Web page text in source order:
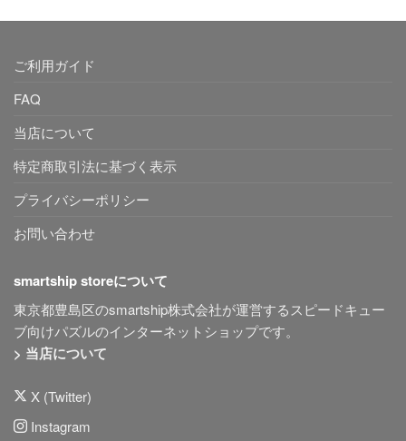
ご利用ガイド
FAQ
当店について
特定商取引法に基づく表示
プライバシーポリシー
お問い合わせ
smartship storeについて
東京都豊島区のsmartship株式会社が運営するスピードキュー
ブ向けパズルのインターネットショップです。
> 当店について
X (Twitter)
Instagram